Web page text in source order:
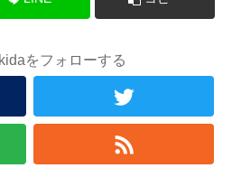
をフォローする